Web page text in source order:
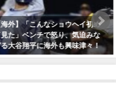
海外】「こんなショウヘイ初め
た」ベンチで怒り、気迫みな
る大谷翔平に海外も興味津々！